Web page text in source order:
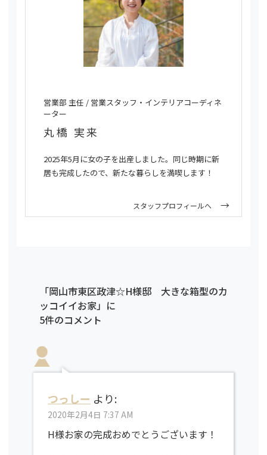
営業部 主任 / 営業スタッフ・インテリアコーディネ
ーター
丸橋 実来
2025年5月に女の子を出産しました。同じ時期に新
居も完成したので、新たな暮らしを満喫します！
スタッフプロフィールへ
「岡山市東区政津☆H様邸 大きな箱型のカ
ッコイイお家」に
5件のコメント
つっしー より:
2020年2月4日 7:37 AM
H様お家の完成おめでとうございます！